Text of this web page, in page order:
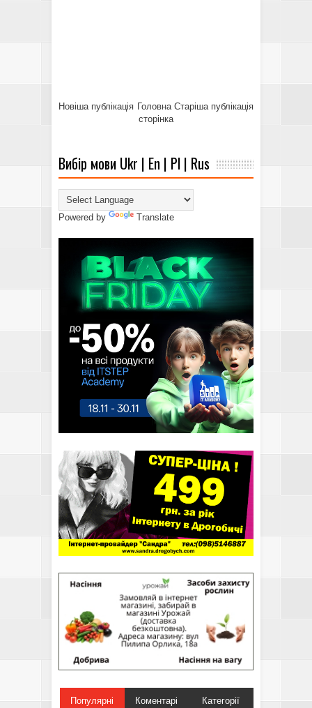
Новіша публікація Старіша публікація
Головна
сторінка
Вибір мови Ukr | En | Pl | Rus
Powered by Translate
Популярні Коментарі Категорії